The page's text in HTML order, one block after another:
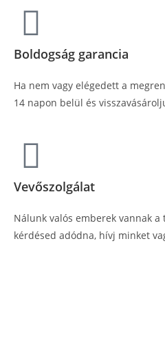
Boldogság garancia
Ha nem vagy elégedett a
14 napon belül és
Vevőszolgálat
Nálunk valós emberek vannak
kérdésed adódna, hívj minket